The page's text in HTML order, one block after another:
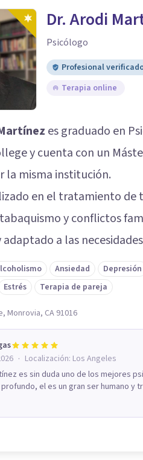
Dr. Arodi
Psicólogo
Profesional
Terapia online
es graduado en
y cuenta con un
la misma institución.
en el tratamiento de
y conflictos
a las
Ansiedad Depresión
Estrés Terapia de pareja
Monrovia, CA 91016
· Localización: Los Angeles
es sin duda uno de los mejores
el es un gran ser humano y